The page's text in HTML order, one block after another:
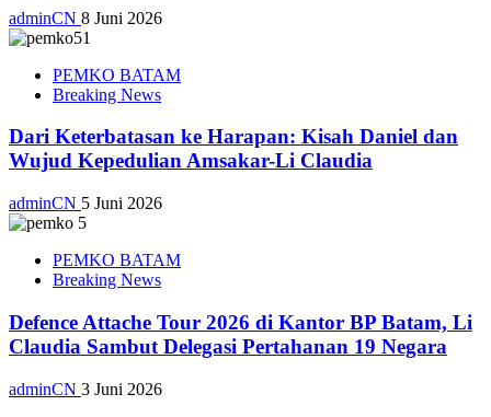
adminCN 8 Juni 2026
PEMKO BATAM
Breaking News
Dari Keterbatasan ke Harapan: Kisah Daniel dan
Wujud Kepedulian Amsakar-Li Claudia
adminCN 5 Juni 2026
PEMKO BATAM
Breaking News
Defence Attache Tour 2026 di Kantor BP Batam, Li
Claudia Sambut Delegasi Pertahanan 19 Negara
adminCN 3 Juni 2026